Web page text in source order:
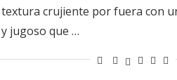
textura crujiente por fuera con
y jugoso que …